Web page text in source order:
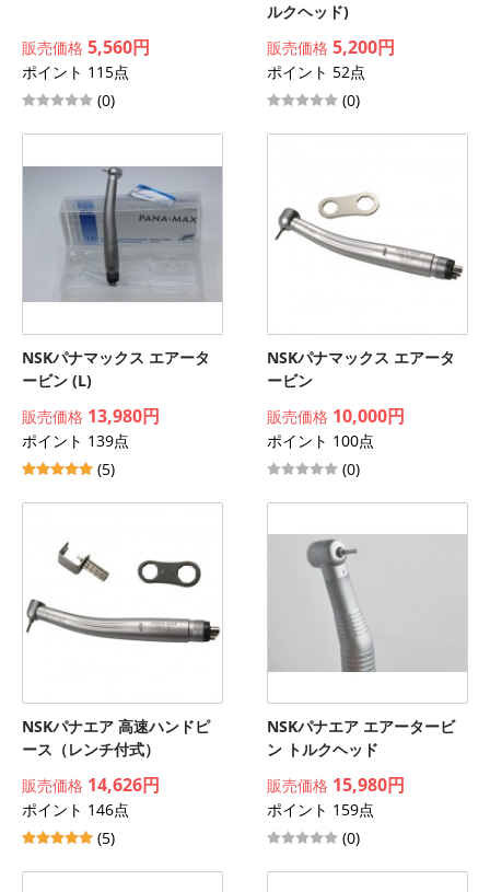
販売価格 5,560円
ポイント 115点
(0)
ルクヘッド)
販売価格 5,200円
ポイント 52点
(0)
NSKパナマックス エアータ
ービン (L)
販売価格 13,980円
ポイント 139点
(5)
NSKパナマックス エアータ
ービン
販売価格 10,000円
ポイント 100点
(0)
NSKパナエア 高速ハンドピ
ース（レンチ付式）
販売価格 14,626円
ポイント 146点
(5)
NSKパナエア エアータービ
ン トルクヘッド
販売価格 15,980円
ポイント 159点
(0)